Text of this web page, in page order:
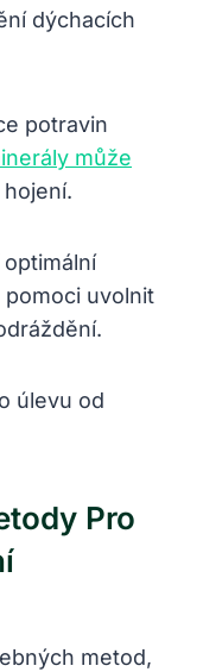
dýchacích
potravin
může
uvolnit
Pro
metod,